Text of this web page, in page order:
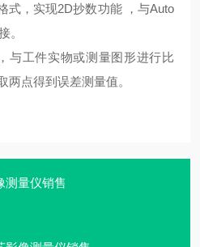
式，实现2D抄数功能 ，与Auto
。
与工件实物或测量图形进行比
两点得到误差测量值。
测量仪销售